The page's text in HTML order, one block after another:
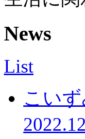
News
List
こい